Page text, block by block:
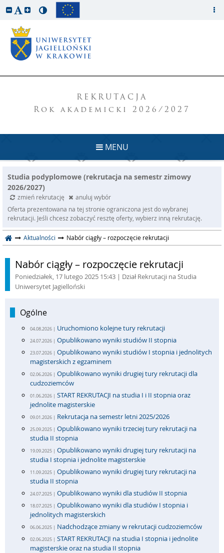
REKRUTACJA
Rok akademicki 2026/2027
MENU
Studia podyplomowe (rekrutacja na semestr zimowy
2026/2027)
zmień rekrutację
anuluj wybór
Oferta prezentowana na tej stronie ograniczona jest do wybranej
rekrutacji. Jeśli chcesz zobaczyć resztę oferty, wybierz inną rekrutację.
Aktualności Nabór ciągły – rozpoczęcie rekrutacji
Nabór ciągły – rozpoczęcie rekrutacji
Poniedziałek, 17 lutego 2025 15:43 | Dział Rekrutacji na Studia
Uniwersytet Jagielloński
Ogólne
04.08.2026 | Uruchomiono kolejne tury rekrutacji
24.07.2026 | Opublikowano wyniki studiów II stopnia
23.07.2026 | Opublikowano wyniki studiów I stopnia i jednolitych
magisterskich z egzaminem
02.06.2026 | Opublikowano wyniki drugiej tury rekrutacji dla
cudzoziemców
01.06.2026 | START REKRUTACJI na studia I i II stopnia oraz
jednolite magisterskie
09.01.2026 | Rekrutacja na semestr letni 2025/2026
25.09.2025 | Opublikowano wyniki trzeciej tury rekrutacji na
studia II stopnia
19.09.2025 | Opublikowano wyniki drugiej tury rekrutacji na
studia I stopnia i jednolite magisterskie
11.09.2025 | Opublikowano wyniki drugiej tury rekrutacji na
studia II stopnia
24.07.2025 | Opublikowano wyniki dla studiów II stopnia
18.07.2025 | Opublikowano wyniki dla studiów I stopnia i
jednolitych magisterskich
06.06.2025 | Nadchodzące zmiany w rekrutacji cudzoziemców
02.06.2025 | START REKRUTACJI na studia I stopnia i jednolite
magisterskie oraz na studia II stopnia